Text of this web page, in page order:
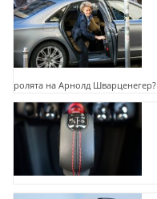
ролята на Арнолд Шварценегер?